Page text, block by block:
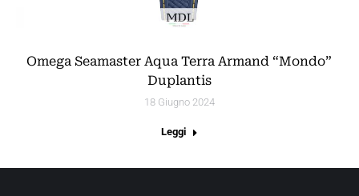
Omega Seamaster Aqua Terra Armand “Mondo”
Duplantis
18 Giugno 2024
Leggi